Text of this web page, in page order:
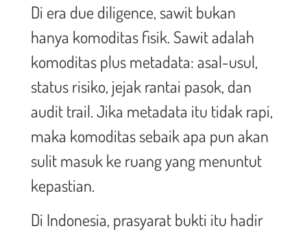
Di era due diligence, sawit bukan
hanya komoditas fisik. Sawit adalah
komoditas plus metadata: asal-usul,
status risiko, jejak rantai pasok, dan
audit trail. Jika metadata itu tidak rapi,
maka komoditas sebaik apa pun akan
sulit masuk ke ruang yang menuntut
kepastian.
Di Indonesia, prasyarat bukti itu hadir